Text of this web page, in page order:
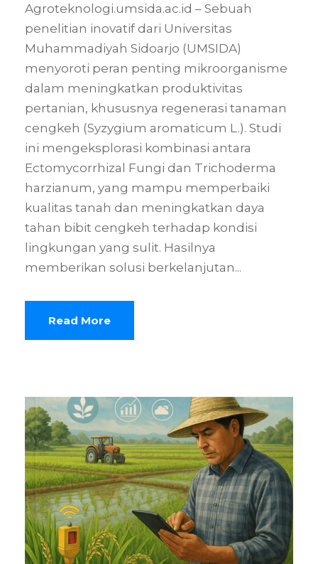
Agroteknologi.umsida.ac.id – Sebuah
penelitian inovatif dari Universitas
Muhammadiyah Sidoarjo (UMSIDA)
menyoroti peran penting mikroorganisme
dalam meningkatkan produktivitas
pertanian, khususnya regenerasi tanaman
cengkeh (Syzygium aromaticum L.). Studi
ini mengeksplorasi kombinasi antara
Ectomycorrhizal Fungi dan Trichoderma
harzianum, yang mampu memperbaiki
kualitas tanah dan meningkatkan daya
tahan bibit cengkeh terhadap kondisi
lingkungan yang sulit. Hasilnya
memberikan solusi berkelanjutan...
Read More